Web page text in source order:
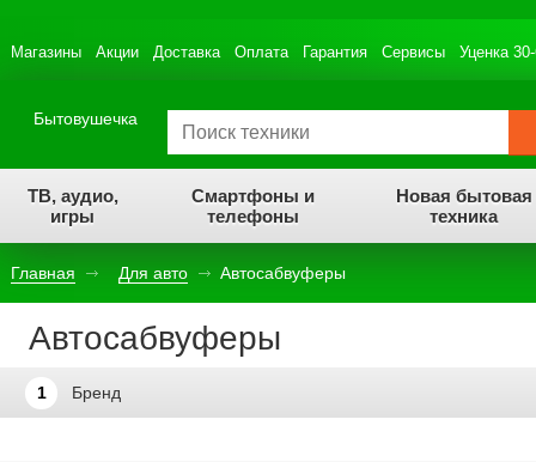
Магазины Акции Доставка Оплата Гарантия Сервисы Уценка
Бытовушечка
ТВ, аудио,
игры
Смартфоны и
телефоны
Новая бытовая
техника
Главная Для авто Автосабвуферы
Автосабвуферы
1 Бренд